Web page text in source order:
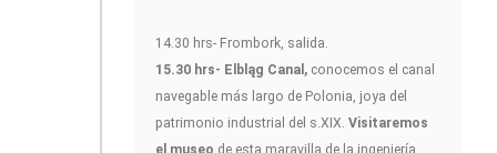
14.30 hrs- Frombork, salida.
15.30 hrs- Elbląg Canal, conocemos el canal
navegable más largo de Polonia, joya del
patrimonio industrial del s.XIX. Visitaremos
el museo de esta maravilla de la ingeniería